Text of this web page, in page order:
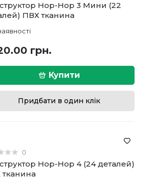
Hop-Hop 3 Мини (22
ПВХ тканина
грн.
Купити
Придбати в один клік
0
Hop-Hop 4 (24 деталей)